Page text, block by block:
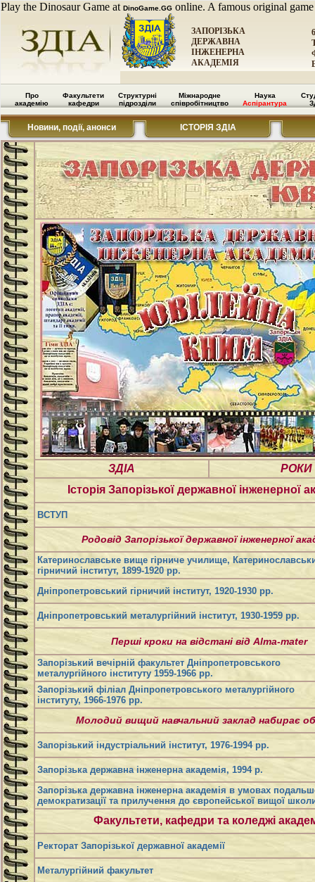
Play the Dinosaur Game at DinoGame.GG online. A famous original
ЗАПОРІЗЬКА
ДЕРЖАВНА
ІНЖЕНЕРНА
АКАДЕМІЯ
Про
академію
Факультети
кафедри
Структурні
підрозділи
Міжнародне
співробітництво
Наука
Аспірантура
Новини, події, анонси ІСТОРІЯ ЗДІА
ЗДІА
РОКИ
Історія Запорізької державної інженерної
ВСТУП
Родовід Запорізької державної інженерної
Катеринославське вище гірниче училище,
гірничий інститут, 1899-1920 рр.
Дніпропетровський гірничий інститут, 1920-1930 рр.
Дніпропетровський металургійний інститут, 1930-1959 рр.
Перші кроки на відстані від Alma-mater
Запорізький вечірній факультет Дніпропетровського
металургійного інституту 1959-1966 рр.
Запорізький філіал Дніпропетровського металургійного
інституту, 1966-1976 рр.
Молодий вищий навчальний заклад набирає
Запорізький індустріальний інститут, 1976-1994 рр.
Запорізька державна інженерна академія, 1994 р.
Запорізька державна інженерна академія в умовах
демократизації та прилучення до європейської вищої
Факультети, кафедри та коледжі
Ректорат Запорізької державної академії
Металургійний факультет